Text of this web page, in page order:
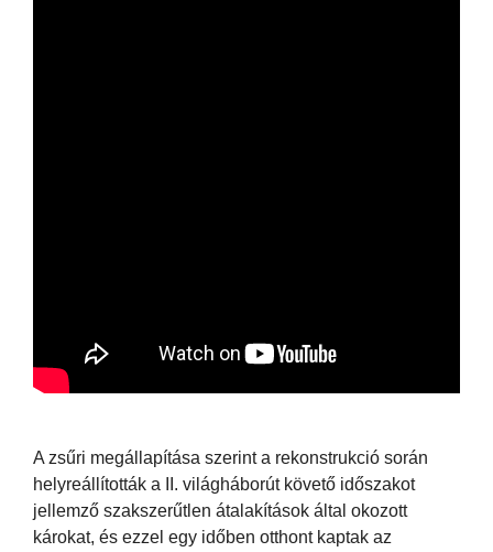
A zsűri megállapítása szerint a rekonstrukció során
helyreállították a II. világháborút követő időszakot
jellemző szakszerűtlen átalakítások által okozott
károkat, és ezzel egy időben otthont kaptak az